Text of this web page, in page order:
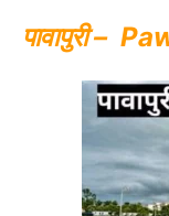
पावापुरी –